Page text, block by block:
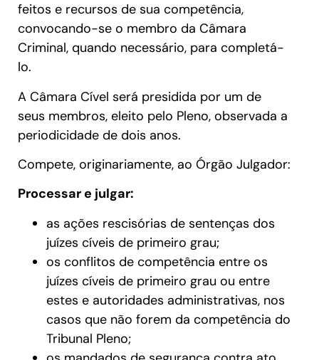
feitos e recursos de sua competência,
convocando-se o membro da Câmara
Criminal, quando necessário, para completá-
lo.
A Câmara Cível será presidida por um de
seus membros, eleito pelo Pleno, observada a
periodicidade de dois anos.
Compete, originariamente, ao Órgão Julgador:
Processar e julgar:
as ações rescisórias de sentenças dos
juízes cíveis de primeiro grau;
os conflitos de competência entre os
juízes cíveis de primeiro grau ou entre
estes e autoridades administrativas, nos
casos que não forem da competência do
Tribunal Pleno;